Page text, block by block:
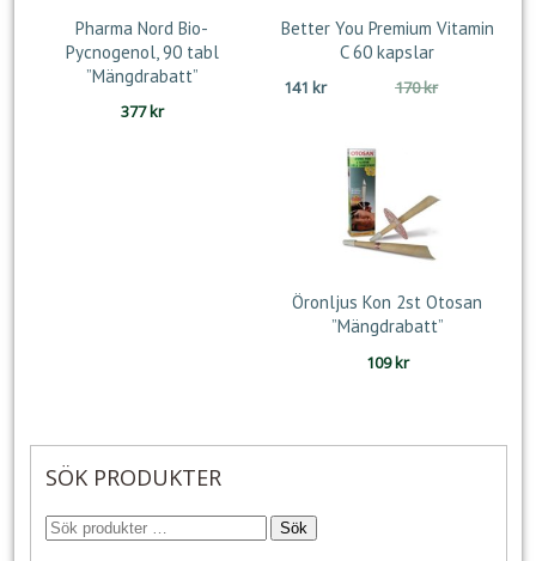
Pharma Nord Bio-
Pycnogenol, 90 tabl
”Mängdrabatt”
377kr
Better You Premium Vitamin
C 60 kapslar
170krDet
141 kr
Det
Öronljus Kon 2st Otosan
”Mängdrabatt”
109kr
SÖK PRODUKTER
Sök